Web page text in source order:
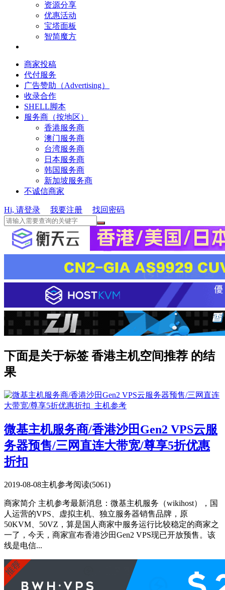
资源分享
优惠活动
宝塔面板
智简魔方
商家投稿
代付服务
广告赞助（Advertising）
收录合作
SHELL脚本
服务商（按地区）
香港服务商
澳门服务商
台湾服务商
日本服务商
韩国服务商
新加坡服务商
不诚信商家
Hi, 请登录 我要注册 找回密码
下面是关于标签 香港主机空间推荐 的结
果
微基主机服务商/香港沙田Gen2 VPS云服
务器预售/三网直连大带宽/尊享5折优惠
折扣
2019-08-08主机参考阅读(5061)
商家简介 主机参考最新消息：微基主机服务（wikihost），国
人运营的VPS、虚拟主机、独立服务器销售品牌，原
50KVM、50VZ，算是国人商家中服务运行比较稳定的商家之
一了，今天，商家宣布香港沙田Gen2 VPS现已开放预售。该
线是电信...